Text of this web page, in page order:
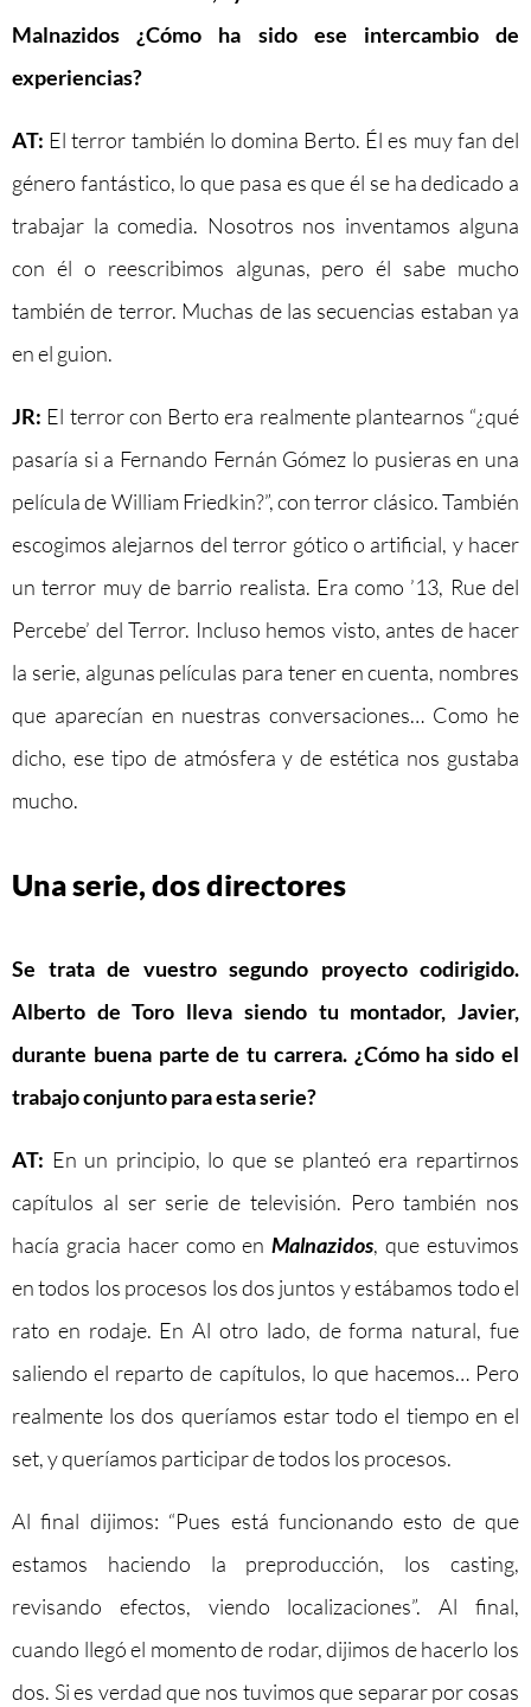
Malnazidos ¿Cómo ha sido ese intercambio de
experiencias?
AT: El terror también lo domina Berto. Él es muy fan del
género fantástico, lo que pasa es que él se ha dedicado a
trabajar la comedia. Nosotros nos inventamos alguna
con él o reescribimos algunas, pero él sabe mucho
también de terror. Muchas de las secuencias estaban ya
en el guion.
JR: El terror con Berto era realmente plantearnos “¿qué
pasaría si a Fernando Fernán Gómez lo pusieras en una
película de William Friedkin?”, con terror clásico. También
escogimos alejarnos del terror gótico o artificial, y hacer
un terror muy de barrio realista. Era como ’13, Rue del
Percebe’ del Terror. Incluso hemos visto, antes de hacer
la serie, algunas películas para tener en cuenta, nombres
que aparecían en nuestras conversaciones… Como he
dicho, ese tipo de atmósfera y de estética nos gustaba
mucho.
Una serie, dos directores
Se trata de vuestro segundo proyecto codirigido.
Alberto de Toro lleva siendo tu montador, Javier,
durante buena parte de tu carrera. ¿Cómo ha sido el
trabajo conjunto para esta serie?
AT: En un principio, lo que se planteó era repartirnos
capítulos al ser serie de televisión. Pero también nos
hacía gracia hacer como enMalnazidos, que estuvimos
en todos los procesos los dos juntos y estábamos todo el
rato en rodaje. En Al otro lado, de forma natural, fue
saliendo el reparto de capítulos, lo que hacemos… Pero
realmente los dos queríamos estar todo el tiempo en el
set, y queríamos participar de todos los procesos.
Al final dijimos: “Pues está funcionando esto de que
estamos haciendo la preproducción, los casting,
revisando efectos, viendo localizaciones”. Al final,
cuando llegó el momento de rodar, dijimos de hacerlo los
dos. Si es verdad que nos tuvimos que separar por cosas